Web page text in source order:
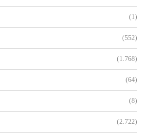
(1)
(552)
(1.768)
(64)
(8)
(2.722)